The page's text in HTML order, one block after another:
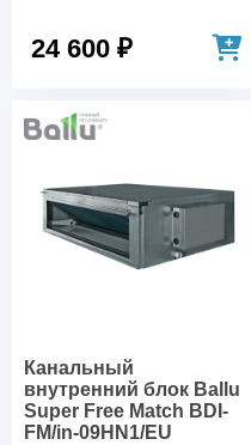
24 600 ₽
Канальный
внутренний блок Ballu
Super Free Match BDI-
FM/in-09HN1/EU